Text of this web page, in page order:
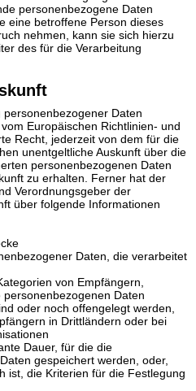
personenbezogene Daten
eine betroffene Person dieses
nehmen, kann sie sich hierzu
des für die Verarbeitung
Daten
Europäischen Richtlinien- und
Recht, jederzeit von dem für die
unentgeltliche Auskunft über die
personenbezogenen Daten
zu erhalten. Ferner hat der
Verordnungsgeber der
über folgende Informationen
Daten, die verarbeitet
von Empfängern,
Daten
oder noch offengelegt werden,
in Drittländern oder bei
Dauer, für die die
gespeichert werden, oder,
ist, die Kriterien für die Festlegung